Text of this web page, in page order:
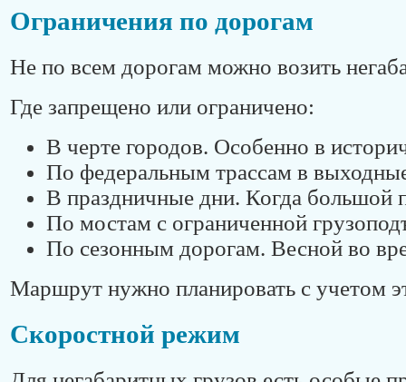
Ограничения по дорогам
Не по всем дорогам можно возить
Где запрещено или ограничено:
В черте городов. Особенно в
По федеральным трассам в
В праздничные дни. Когда большой
По мостам с ограниченной
По сезонным дорогам. Весной во
Маршрут нужно планировать с учетом
Скоростной режим